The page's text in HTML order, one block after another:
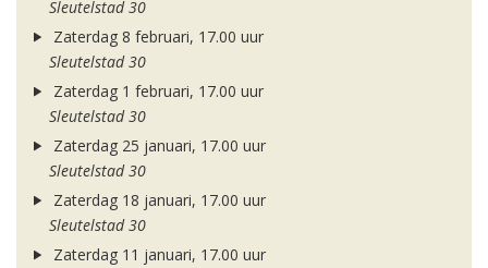
Sleutelstad 30
Zaterdag 8 februari, 17.00 uur
Sleutelstad 30
Zaterdag 1 februari, 17.00 uur
Sleutelstad 30
Zaterdag 25 januari, 17.00 uur
Sleutelstad 30
Zaterdag 18 januari, 17.00 uur
Sleutelstad 30
Zaterdag 11 januari, 17.00 uur